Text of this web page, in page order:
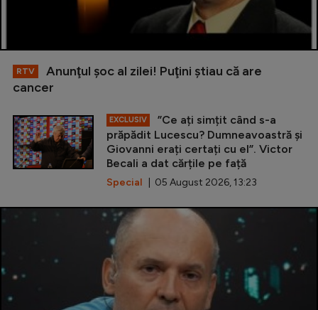
RTV
Anunţul şoc al zilei! Puţini ştiau că are
cancer
EXCLUSIV
”Ce ați simțit când s-a
prăpădit Lucescu? Dumneavoastră și
Giovanni erați certați cu el”. Victor
Becali a dat cărțile pe față
Special | 05 August 2026, 13:23